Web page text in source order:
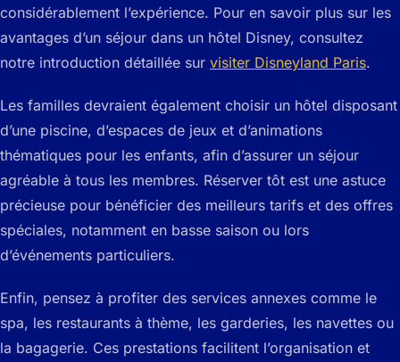
considérablement l’expérience. Pour en savoir plus sur les
avantages d’un séjour dans un hôtel Disney, consultez
notre introduction détaillée sur visiter Disneyland Paris.
Les familles devraient également choisir un hôtel disposant
d’une piscine, d’espaces de jeux et d’animations
thématiques pour les enfants, afin d’assurer un séjour
agréable à tous les membres. Réserver tôt est une astuce
précieuse pour bénéficier des meilleurs tarifs et des offres
spéciales, notamment en basse saison ou lors
d’événements particuliers.
Enfin, pensez à profiter des services annexes comme le
spa, les restaurants à thème, les garderies, les navettes ou
la bagagerie. Ces prestations facilitent l’organisation et